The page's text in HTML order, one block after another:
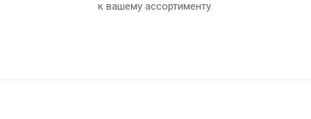
к вашему ассортименту.